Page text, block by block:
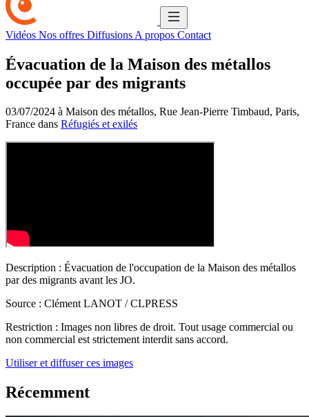
Vidéos Nos offres Diffusions A propos Contact
Évacuation de la Maison des métallos
occupée par des migrants
03/07/2024 à Maison des métallos, Rue Jean-Pierre Timbaud, Paris,
France dans Réfugiés et exilés
Description : Évacuation de l'occupation de la Maison des métallos
par des migrants avant les JO.
Source : Clément LANOT / CLPRESS
Restriction : Images non libres de droit. Tout usage commercial ou
non commercial est strictement interdit sans accord.
Utiliser et diffuser ces images
Récemment